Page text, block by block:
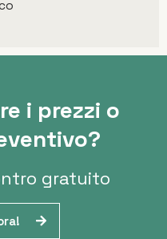
i prezzi o
gratuito